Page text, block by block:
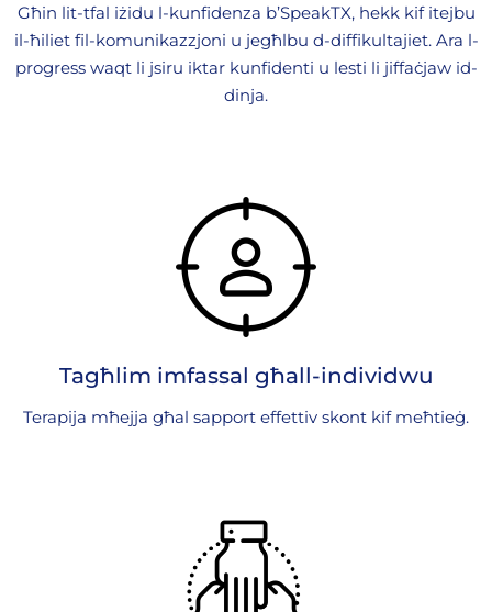
Għin lit-tfal iżidu l-kunfidenza b’SpeakTX, hekk kif itejbu
il-ħiliet fil-komunikazzjoni u jegħlbu d-diffikultajiet. Ara l-
progress waqt li jsiru iktar kunfidenti u lesti li jiffaċjaw id-
dinja.
Tagħlim imfassal għall-individwu
Terapija mħejja għal sapport effettiv skont kif meħtieġ.